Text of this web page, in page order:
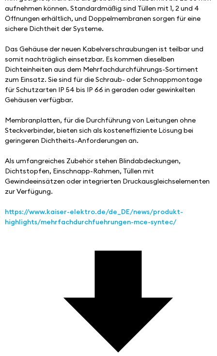
aufnehmen können. Standardmäßig sind Tüllen mit 1, 2 und 4
Öffnungen erhältlich, und Doppelmembranen sorgen für eine
sichere Dichtheit der Systeme.
Das Gehäuse der neuen Kabelverschraubungen ist teilbar und
somit nachträglich einsetzbar. Es kommen dieselben
Dichteinheiten aus dem Mehrfachdurchführungs-Sortiment
zum Einsatz. Sie sind für die Schraub- oder Schnappmontage
für Schutzarten IP 54 bis IP 66 in geraden oder gewinkelten
Gehäusen verfügbar.
Membranplatten, für die Durchführung von Leitungen ohne
Steckverbinder, bieten sich als kosteneffiziente Lösung bei
geringeren Dichtheits-Anforderungen an.
Als umfangreiches Zubehör stehen Blindabdeckungen,
Dichtstopfen, Einschnapp-Rahmen, Tüllen mit
Gewindeeinsätzen oder integrierten Druckausgleichselementen
zur Verfügung.
https://www.kaiser-elektro.de/de_DE/news/produkt-
highlights/mehrfachdurchfuehrungen-mce-syntec/